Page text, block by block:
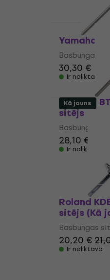
Yamaha
Basbungas
30,30 €
Ir noliktavā
Yamaha
sitējs
Basbungas
28,10 €
Ir noliktavā
Kā jauns
Roland
sitējs (Kā
Basbungas
20,20 €
Ir noliktavā